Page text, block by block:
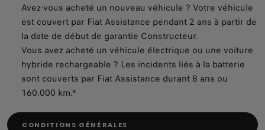
Avez-vous acheté un nouveau véhicule ? Votre véhicule
est couvert par Fiat Assistance pendant 2 ans à partir de
la date de début de garantie Constructeur.
Vous avez acheté un véhicule électrique ou une voiture
hybride rechargeable ? Les incidents liés à la batterie
sont couverts par Fiat Assistance durant 8 ans ou
160.000 km.*
CONDITIONS GÉNÉRALES